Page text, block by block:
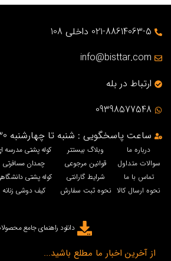
021-88614063-5 داخلی 108
info@bisttar.com
ارتباط در بله
09398577548
ساعت پاسخگویی : شنبه تا چهارشنبه 8:30 تا 17:30
درباره ما
سوالات متداول
تماس با ما
نحوه ارسال کالا
وبلاگ بیستتر
قوانین مرجوعی
شرایط گارانتی
نحوه ثبت سفارش
کوله پشتی مدرسه
چمدان مسافرتی
کوله پشتی
کیف دوشی زنانه
دانلود راهنمای جامع
از آخرین اخبار ما مطلع باشید...